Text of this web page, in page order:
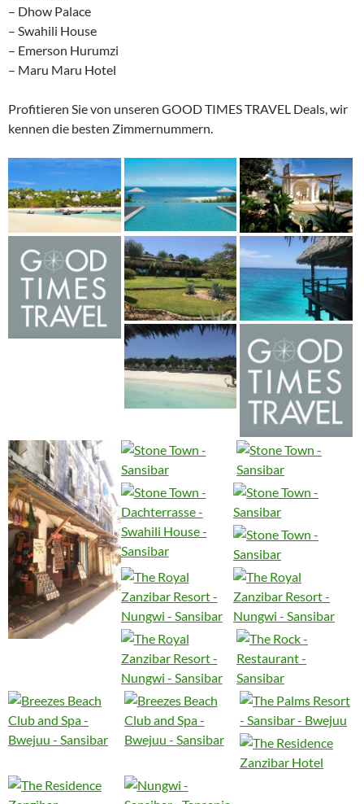
– Dhow Palace
– Swahili House
– Emerson Hurumzi
– Maru Maru Hotel
Profitieren Sie von unseren GOOD TIMES TRAVEL Deals, wir
kennen die besten Zimmernummern.